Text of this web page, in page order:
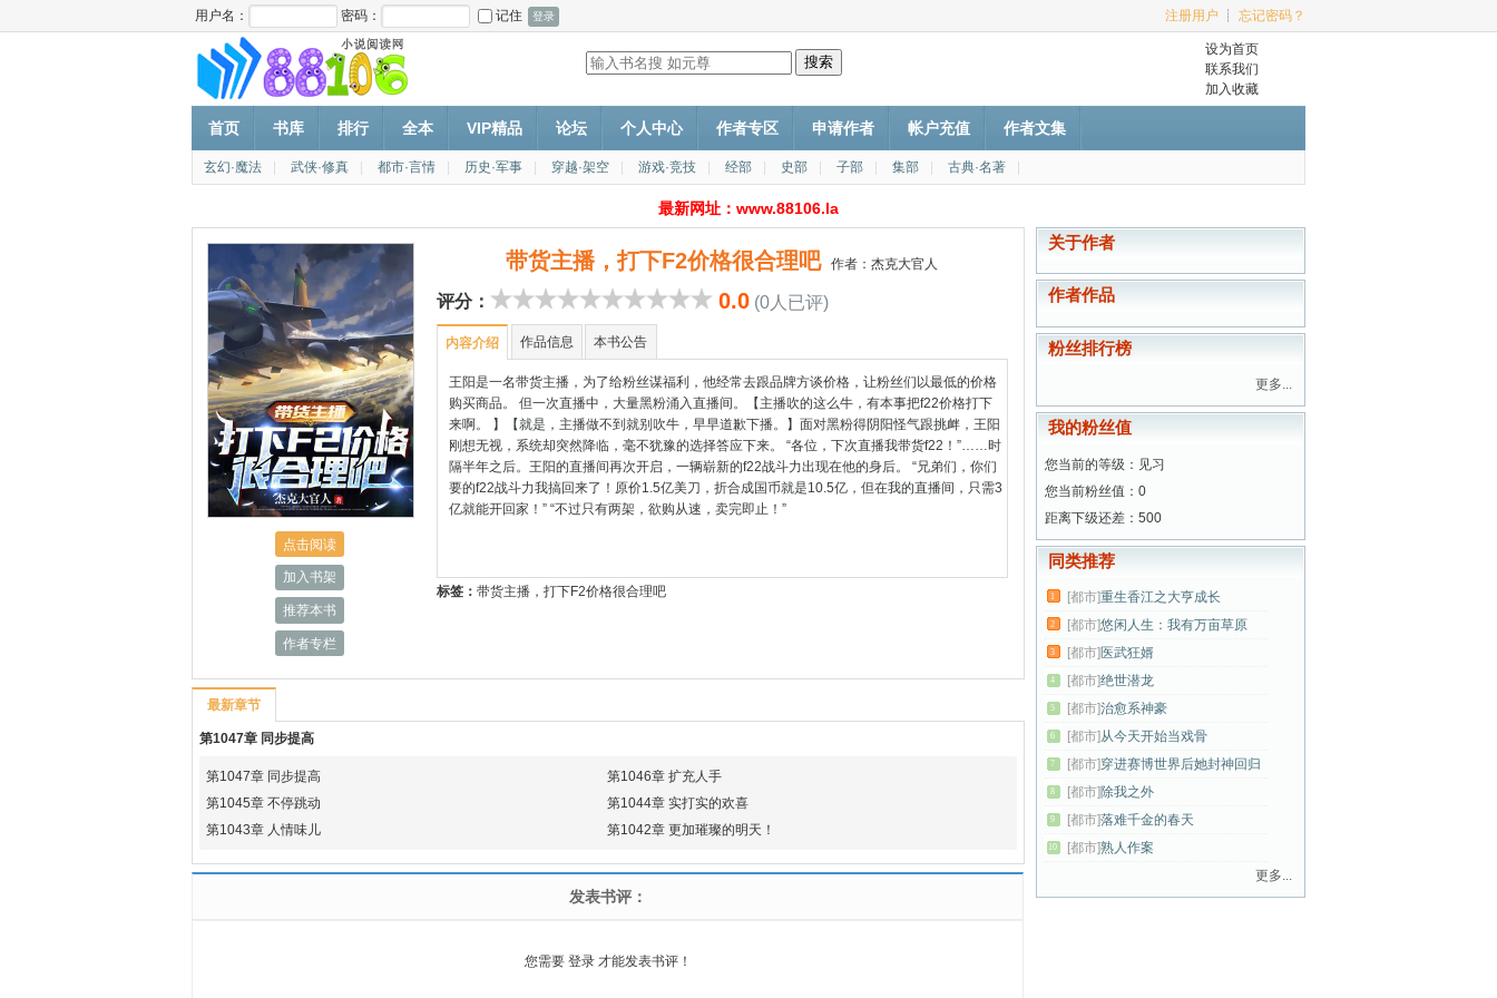
用户名： 密码： 记住 注册用户 ┊ 忘记密码？
设为首页
联系我们
加入收藏
首页 书库 排行 全本 VIP精品 论坛 个人中心 作者专区 申请作者 帐户充值 作者文集
玄幻·魔法 武侠·修真 都市·言情 历史·军事 穿越·架空 游戏·竞技 经部 史部 子部 集部 古典·名著
最新网址：www.88106.la
点击阅读
加入书架
推荐本书
作者专栏
带货主播，打下F2价格很合理吧 作者：杰克大官人
评分： 0.0 (0人已评)
内容介绍 作品信息 本书公告
王阳是一名带货主播，为了给粉丝谋福利，他经常去跟品牌方谈价格，让粉丝们以最低的价格
购买商品。 但一次直播中，大量黑粉涌入直播间。【主播吹的这么牛，有本事把f22价格打下
来啊。 】【就是，主播做不到就别吹牛，早早道歉下播。】面对黑粉得阴阳怪气跟挑衅，王阳
刚想无视，系统却突然降临，毫不犹豫的选择答应下来。 “各位，下次直播我带货f22！”……时
隔半年之后。王阳的直播间再次开启，一辆崭新的f22战斗力出现在他的身后。 “兄弟们，你们
要的f22战斗力我搞回来了！原价1.5亿美刀，折合成国币就是10.5亿，但在我的直播间，只需3
亿就能开回家！” “不过只有两架，欲购从速，卖完即止！”
标签： 带货主播，打下F2价格很合理吧
最新章节
第1047章 同步提高
第1047章 同步提高
第1046章 扩充人手
第1045章 不停跳动
第1044章 实打实的欢喜
第1043章 人情味儿
第1042章 更加璀璨的明天！
发表书评：
您需要 登录才能发表书评！
关于作者
作者作品
粉丝排行榜
更多...
我的粉丝值
您当前的等级：见习
您当前粉丝值：0
距离下级还差：500
同类推荐
1 [都市]重生香江之大亨成长
2 [都市]悠闲人生：我有万亩草原
3 [都市]医武狂婿
4 [都市]绝世潜龙
5 [都市]治愈系神豪
6 [都市]从今天开始当戏骨
7 [都市]穿进赛博世界后她封神回归
8 [都市]除我之外
9 [都市]落难千金的春天
10 [都市]熟人作案
更多...